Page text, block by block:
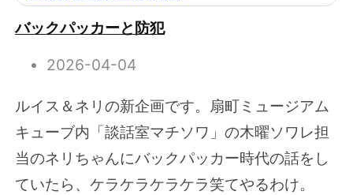
バックパッカーと防犯
2026-04-04
ルイス＆ネリの新企画です。扇町ミュージアム
キューブ内「談話室マチソワ」の木曜ソワレ担
当のネリちゃんにバックパッカー時代の話をし
ていたら、ケラケラケラケラ笑てやるわけ。